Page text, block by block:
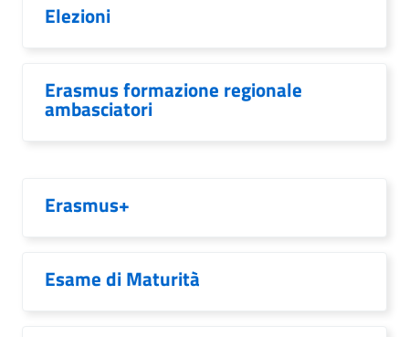
Elezioni
Erasmus formazione regionale
ambasciatori
Erasmus+
Esame di Maturità